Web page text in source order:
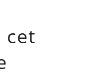
cet